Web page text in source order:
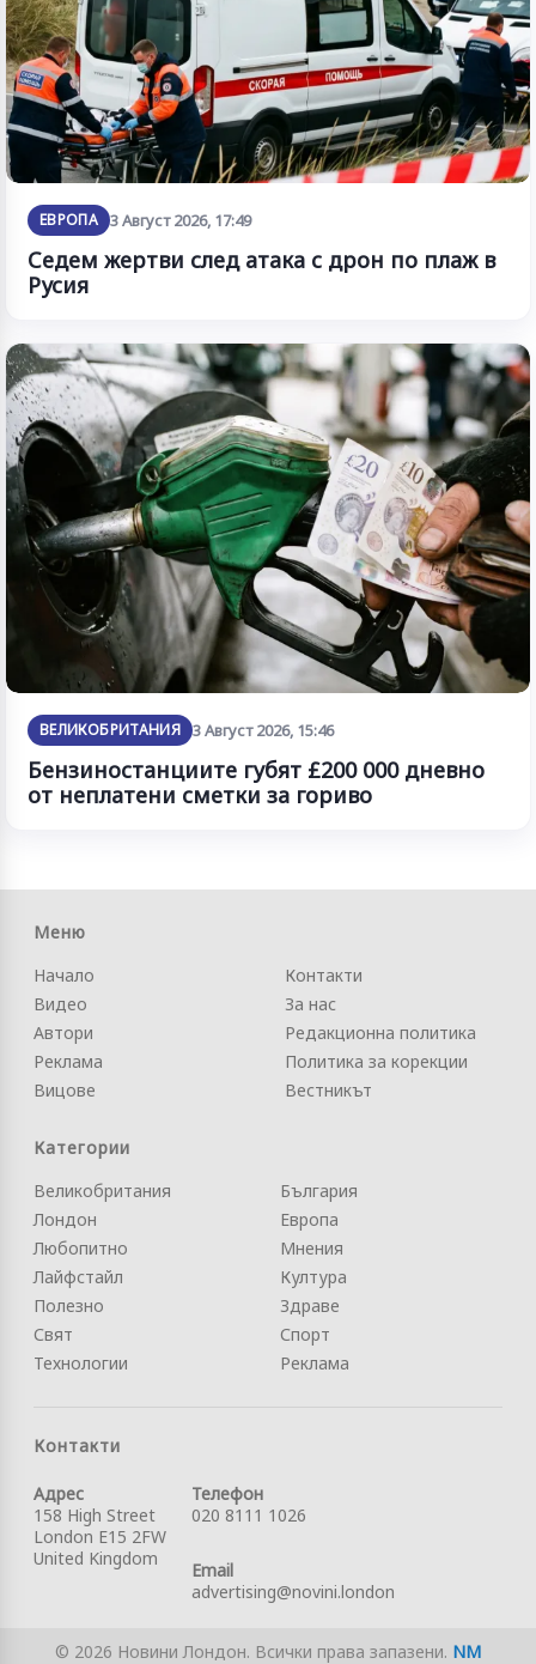
ЕВРОПА 3 Август 2026, 17:49
Седем жертви след атака с дрон по плаж в
Русия
ВЕЛИКОБРИТАНИЯ 3 Август 2026, 15:46
Бензиностанциите губят £200 000 дневно
от неплатени сметки за гориво
Меню
Начало
Видео
Автори
Реклама
Вицове
Контакти
За нас
Редакционна политика
Политика за корекции
Вестникът
Категории
Великобритания
Лондон
Любопитно
Лайфстайл
Полезно
Свят
Технологии
България
Европа
Мнения
Култура
Здраве
Спорт
Реклама
Контакти
Адрес
158 High Street
London E15 2FW
United Kingdom
Телефон
020 8111 1026
Email
advertising@novini.london
© 2026 Новини Лондон. Всички права запазени. NM